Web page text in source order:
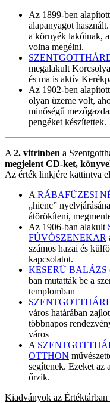
Az 1899-ben alapított
alapanyagot
a környék lakóinak,
volna megélni.
megalakult
és ma is aktív
Az 1902-ben alapított
olyan üzeme volt,
minőségű
pengéket készítettek.
A 2. vitrinben a
megjelent CD-ket,
Az érték linkjére kattintva
A RÁBAFÜZESI
„hienc”
átörökíteni,
Az 1906-ban alakult
FÚVÓSZENEKAR
számos hazai és
kapcsolatot.
KESERÜ BALÁZS
ban mutatták be a
templomban
város határában
többnapos
város
A
OTTHON
segítenek. Ezeket az
őrzik.
Kiadványok az Értéktárban